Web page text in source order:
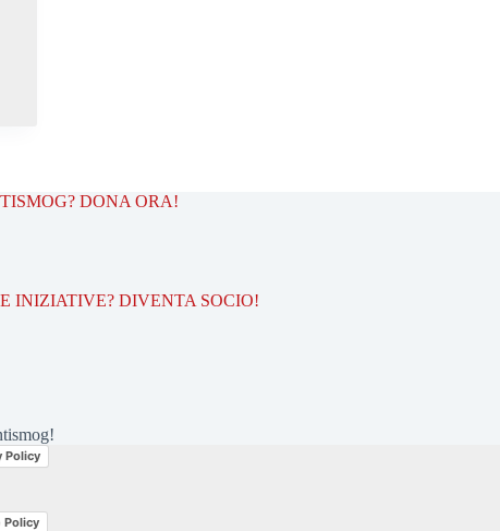
DONA ORA!
INIZIATIVE? DIVENTA SOCIO!
Policy
Policy